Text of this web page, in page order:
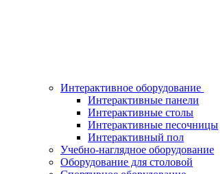
Интерактивное оборудование
Интерактивные панели
Интерактивные столы
Интерактивные песочницы
Интерактивный пол
Учебно-наглядное оборудование
Оборудование для столовой